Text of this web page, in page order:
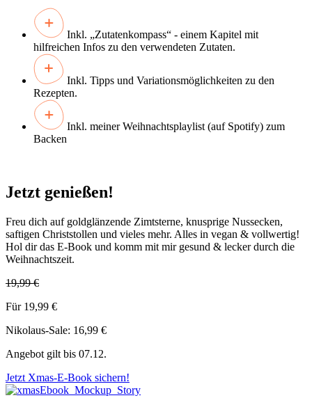
Inkl. „Zutatenkompass“ - einem Kapitel mit
hilfreichen Infos zu den verwendeten Zutaten.
Inkl. Tipps und Variationsmöglichkeiten zu den
Rezepten.
Inkl. meiner Weihnachtsplaylist (auf Spotify) zum
Backen
Jetzt genießen!
Freu dich auf goldglänzende Zimtsterne, knusprige Nussecken,
saftigen Christstollen und vieles mehr. Alles in vegan & vollwertig!
Hol dir das E-Book und komm mit mir gesund & lecker durch die
Weihnachtszeit.
19,99 €
Für 19,99 €
Nikolaus-Sale: 16,99 €
Angebot gilt bis 07.12.
Jetzt Xmas-E-Book sichern!